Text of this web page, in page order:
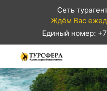
Сеть
Ждём Вас
Единый номер: